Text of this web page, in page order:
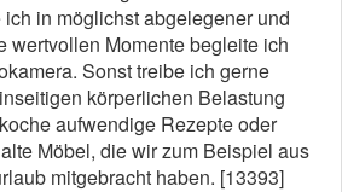
in möglichst abgelegener und
wertvollen Momente begleite ich
Sonst treibe ich gerne
körperlichen Belastung
aufwendige Rezepte oder
Möbel, die wir zum Beispiel aus
mitgebracht haben. [13393]